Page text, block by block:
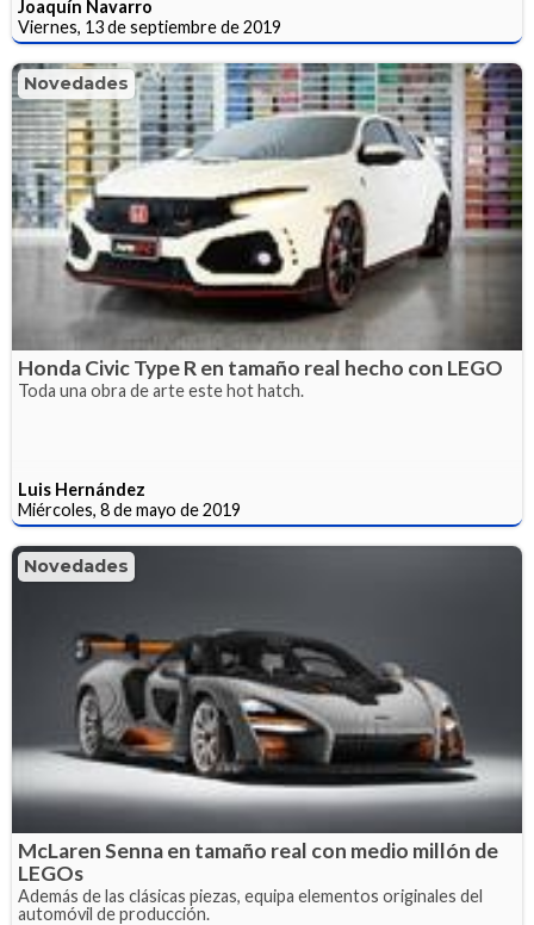
Joaquín Navarro
Viernes, 13 de septiembre de 2019
Novedades
Honda Civic Type R en tamaño real hecho con LEGO
Toda una obra de arte este hot hatch.
Luis Hernández
Miércoles, 8 de mayo de 2019
Novedades
McLaren Senna en tamaño real con medio millón de
LEGOs
Además de las clásicas piezas, equipa elementos originales del
automóvil de producción.